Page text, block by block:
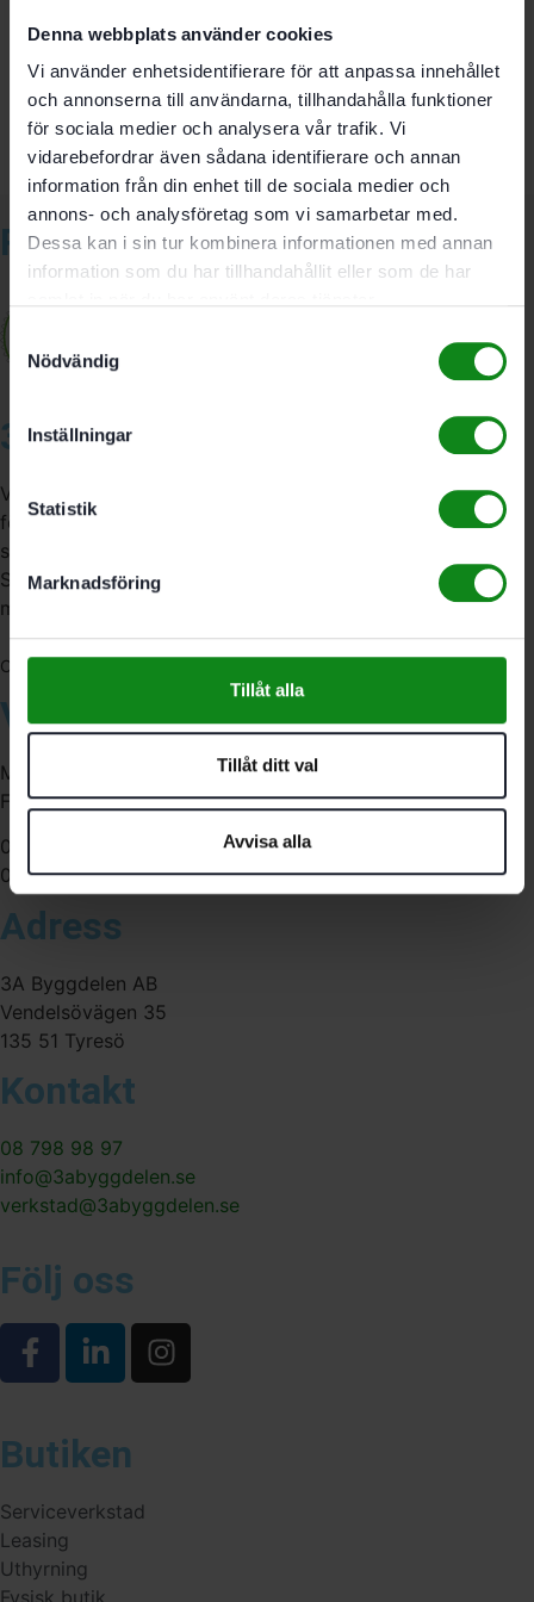
Denna webbplats använder cookies
Vi använder enhetsidentifierare för att anpassa innehållet
och annonserna till användarna, tillhandahålla funktioner
för sociala medier och analysera vår trafik. Vi
vidarebefordrar även sådana identifierare och annan
information från din enhet till de sociala medier och
annons- och analysföretag som vi samarbetar med.
Dessa kan i sin tur kombinera informationen med annan
information som du har tillhandahållit eller som de har
Nödvändig
Inställningar
Statistik
Marknadsföring
Tillåt alla
Tillåt ditt val
Avvisa alla
Bli först med att recensera ”Festool Tillbehörsset ZS
FS-EP TS60”
Du måste varainloggadför att skriva en recension.
Relaterade produkter
3A Byggdelen
Vi är återförsäljare av elverktyg, tillbehör, infästning och
förbrukningsmaterial. Vi har en fysisk butik och
serviceverkstad i Stockholm samt en e-handel för hela
Sverige. Av oss får du professionell service av
medarbetare med gedigen erfarenhet.
Org. nr: 556341-4290
Våra öppettider
Måndag-Torsdag:
Fredag:
07:00-16:00
07:00-15:00
Adress
3A Byggdelen AB
Vendelsövägen 35
135 51 Tyresö
Kontakt
08 798 98 97
info@3abyggdelen.se
verkstad@3abyggdelen.se
Följ oss
Butiken
Serviceverkstad
Leasing
Uthyrning
Fysisk butik